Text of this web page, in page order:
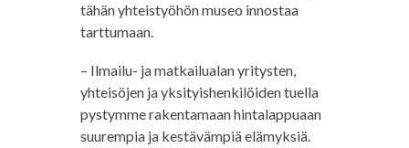
tähän yhteistyöhön museo innostaa
tarttumaan.
– Ilmailu- ja matkailualan yritysten,
yhteisöjen ja yksityishenkilöiden tuella
pystymme rakentamaan hintalappuaan
suurempia ja kestävämpiä elämyksiä.